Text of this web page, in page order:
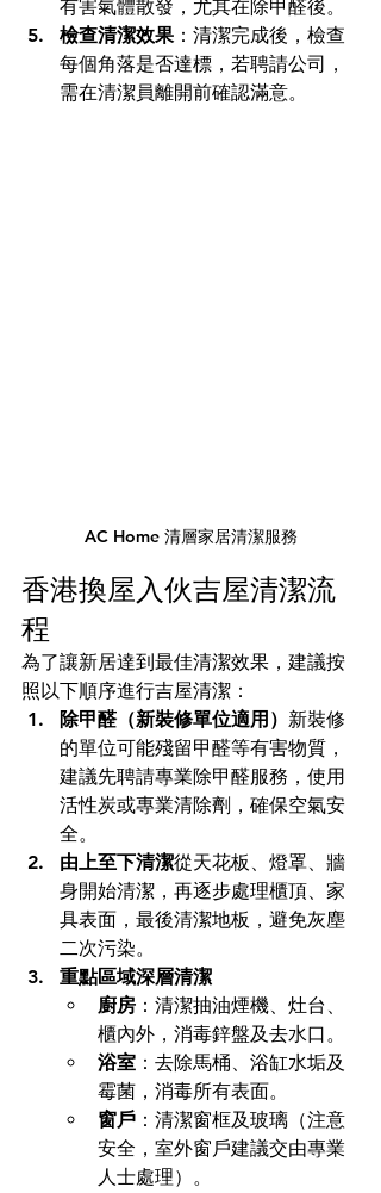
有害氣體散發，尤其在除甲醛後。
檢查清潔效果：清潔完成後，檢查
每個角落是否達標，若聘請公司，
需在清潔員離開前確認滿意。
AC Home 清層家居清潔服務
香港換屋入伙吉屋清潔流
程
為了讓新居達到最佳清潔效果，建議按
照以下順序進行吉屋清潔：
除甲醛（新裝修單位適用） 新裝修
的單位可能殘留甲醛等有害物質，
建議先聘請專業除甲醛服務，使用
活性炭或專業清除劑，確保空氣安
全。
由上至下清潔從天花板、燈罩、牆
身開始清潔，再逐步處理櫃頂、家
具表面，最後清潔地板，避免灰塵
二次污染。
重點區域深層清潔
廚房 ：清潔抽油煙機、灶台、
櫃內外，消毒鋅盤及去水口。
浴室 ：去除馬桶、浴缸水垢及
霉菌，消毒所有表面。
窗戶 ：清潔窗框及玻璃（注意
安全，室外窗戶建議交由專業
人士處理）。